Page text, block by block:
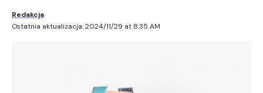
Ostatnia aktualizacja: 2024/11/29 at 8:35 AM
Redakcja